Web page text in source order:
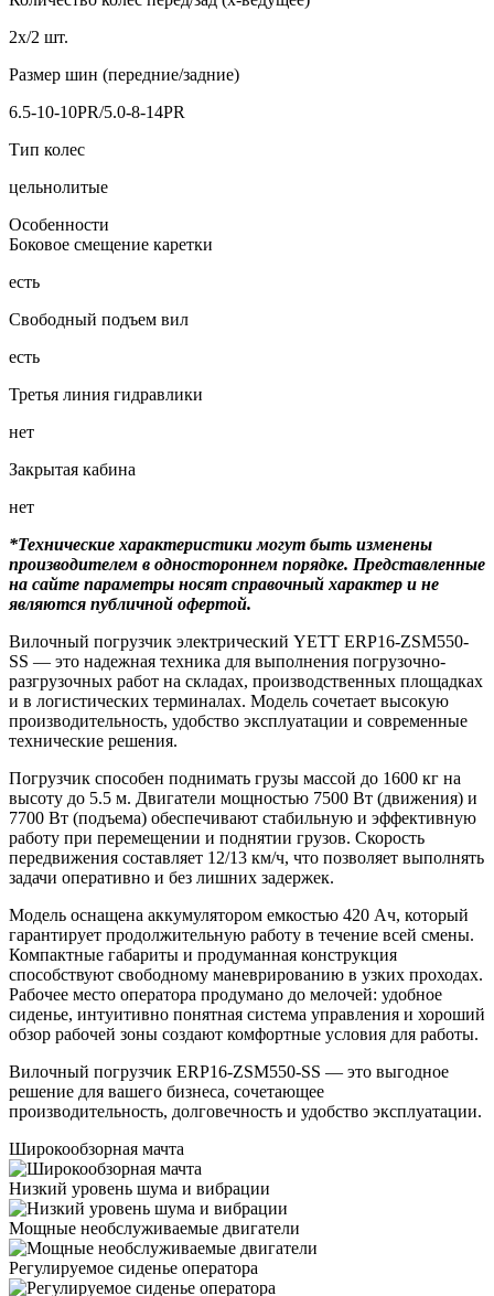
2x/2 шт.
Размер шин (передние/задние)
6.5-10-10PR/5.0-8-14PR
Тип колес
цельнолитые
Особенности
Боковое смещение каретки
есть
Свободный подъем вил
есть
Третья линия гидравлики
нет
Закрытая кабина
нет
*Технические характеристики могут быть изменены
производителем в одностороннем порядке. Представленные
на сайте параметры носят справочный характер и не
являются публичной офертой.
Вилочный погрузчик электрический YETT ERP16-ZSM550-
SS — это надежная техника для выполнения погрузочно-
разгрузочных работ на складах, производственных площадках
и в логистических терминалах. Модель сочетает высокую
производительность, удобство эксплуатации и современные
технические решения.
Погрузчик способен поднимать грузы массой до 1600 кг на
высоту до 5.5 м. Двигатели мощностью 7500 Вт (движения) и
7700 Вт (подъема) обеспечивают стабильную и эффективную
работу при перемещении и поднятии грузов. Скорость
передвижения составляет 12/13 км/ч, что позволяет выполнять
задачи оперативно и без лишних задержек.
Модель оснащена аккумулятором емкостью 420 Ач, который
гарантирует продолжительную работу в течение всей смены.
Компактные габариты и продуманная конструкция
способствуют свободному маневрированию в узких проходах.
Рабочее место оператора продумано до мелочей: удобное
сиденье, интуитивно понятная система управления и хороший
обзор рабочей зоны создают комфортные условия для работы.
Вилочный погрузчик ERP16-ZSM550-SS — это выгодное
решение для вашего бизнеса, сочетающее
производительность, долговечность и удобство эксплуатации.
Широкообзорная мачта
Низкий уровень шума и вибрации
Мощные необслуживаемые двигатели
Регулируемое сиденье оператора